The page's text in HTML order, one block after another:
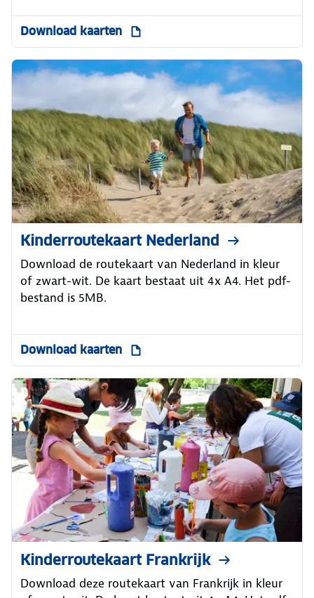
Download kaarten
Kinderroutekaart Nederland
Download de routekaart van Nederland in kleur
of zwart-wit. De kaart bestaat uit 4x A4. Het pdf-
bestand is 5MB.
Download kaarten
Kinderroutekaart Frankrijk
Download deze routekaart van Frankrijk in kleur